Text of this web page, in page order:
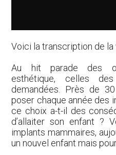
Voici la transcription de la
Au hit parade des
esthétique, celles
demandées. Près de
poser chaque année des
ce choix a-t-il des
d’allaiter son enfant ?
implants mammaires,
un nouvel enfant mais